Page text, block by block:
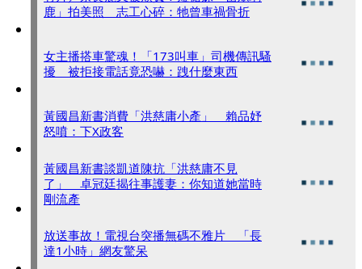
鹿」拍美照 志工心碎：牠曾車禍骨折
女主播搭車驚魂！「173叫車」司機傳訊騷
擾 被拒接電話竟恐嚇：跩什麼東西
黃國昌新書消費「洪慈庸小產」 賴品妤
怒噴：下X政客
黃國昌新書談凱道陳抗「洪慈庸不見
了」 卓冠廷揭往事護妻：你知道她當時
剛流產
放送事故！電視台突播無碼不雅片 「長
達1小時」網友驚呆